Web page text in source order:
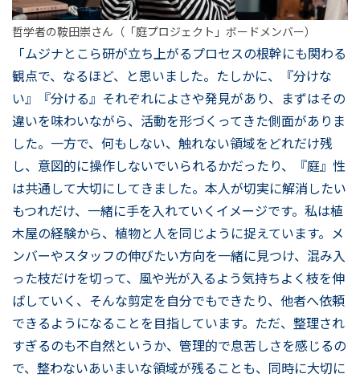
哲学者の鞍田崇さん（「庭プロジェクト」ボードメンバー）
「ムジナとこら研が立ち上がるプロセスの根幹にも関わる
観点で、なるほど、と思いました。たしかに、『分けな
い』『分ける』それぞれによさや発見があり、まずはその
違いを味わいながら、活動を形づくってきた側面がありま
した。一方で、何もしない、触れない領域をどれだけ残
し、意図的に操作しないでいられるかだったり、『庭』性
は共通して大切にしてきました。本人が切実に解消したい
もつれだけ、一緒に手を入れていくイメージです。私は植
木屋の経験から、植物と人を同じように捉えています。メ
ンバーやスタッフの伸びたい方向を一緒に見つけ、混み入
った枝だけを切って、風や光が入るよう気持ちよく枝を伸
ばしていく、そんな剪定を自分でもできたり、他者へ依頼
できるようになることを目指しています。ただ、整理され
すぎるのも不自然というか、管理的で息苦しさを感じるの
で、整わないあいまいな領域が残ることも、同時に大切に